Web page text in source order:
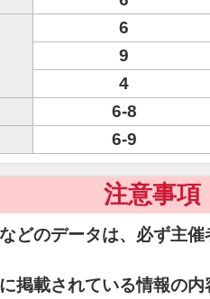
6
9
4
6-8
6-9
注意事項
どのデータは、必ず主
掲載されている情報の